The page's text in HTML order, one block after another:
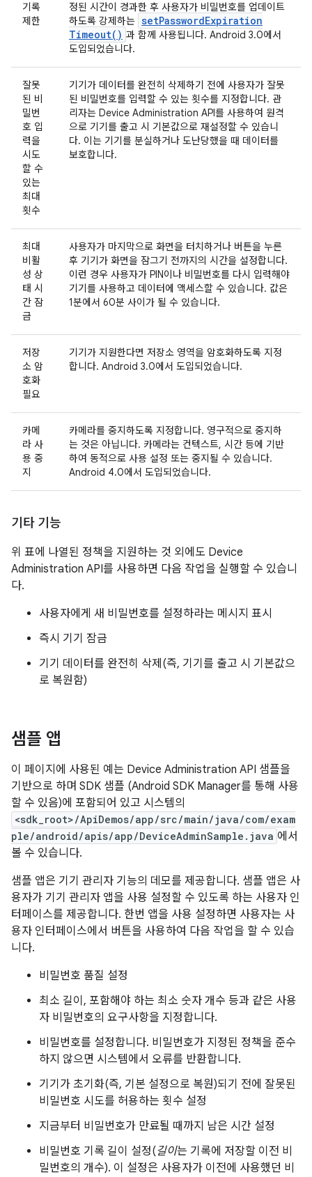
기록
제한
정된 시간이 경과한 후 사용자가 비밀번호를 업데이트
하도록 강제하는 setPasswordExpiration
Timeout( ) 과 함께 사용됩니다. Android 3.0에서
도입되었습니다.
잘못
된 비
밀번
호 입
력을
시도
할 수
있는
최대
횟수
기기가 데이터를 완전히 삭제하기 전에 사용자가 잘못
된 비밀번호를 입력할 수 있는 횟수를 지정합니다. 관
리자는 Device Administration API를 사용하여 원격
으로 기기를 출고 시 기본값으로 재설정할 수 있습니
다. 이는 기기를 분실하거나 도난당했을 때 데이터를
보호합니다.
최대
비활
성 상
태 시
간 잠
금
사용자가 마지막으로 화면을 터치하거나 버튼을 누른
후 기기가 화면을 잠그기 전까지의 시간을 설정합니다.
이런 경우 사용자가 PIN이나 비밀번호를 다시 입력해야
기기를 사용하고 데이터에 액세스할 수 있습니다. 값은
1분에서 60분 사이가 될 수 있습니다.
저장
소 암
호화
필요
기기가 지원한다면 저장소 영역을 암호화하도록 지정
합니다. Android 3.0에서 도입되었습니다.
카메
라 사
용 중
지
카메라를 중지하도록 지정합니다. 영구적으로 중지하
는 것은 아닙니다. 카메라는 컨텍스트, 시간 등에 기반
하여 동적으로 사용 설정 또는 중지될 수 있습니다.
Android 4.0에서 도입되었습니다.
기타 기능
위 표에 나열된 정책을 지원하는 것 외에도 Device
Administration API를 사용하면 다음 작업을 실행할 수 있습니
다.
사용자에게 새 비밀번호를 설정하라는 메시지 표시
즉시 기기 잠금
기기 데이터를 완전히 삭제(즉, 기기를 출고 시 기본값으
로 복원함)
샘플 앱
이 페이지에 사용된 예는 Device Administration API 샘플을
기반으로 하며 SDK 샘플 (Android SDK Manager를 통해 사용
할 수 있음)에 포함되어 있고 시스템의
<sdk_root>/ApiDemos/app/src/main/java/com/exam
ple/android/apis/app/DeviceAdminSample.java 에서
볼 수 있습니다.
샘플 앱은 기기 관리자 기능의 데모를 제공합니다. 샘플 앱은 사
용자가 기기 관리자 앱을 사용 설정할 수 있도록 하는 사용자 인
터페이스를 제공합니다. 한번 앱을 사용 설정하면 사용자는 사
용자 인터페이스에서 버튼을 사용하여 다음 작업을 할 수 있습
니다.
비밀번호 품질 설정
최소 길이, 포함해야 하는 최소 숫자 개수 등과 같은 사용
자 비밀번호의 요구사항을 지정합니다.
비밀번호를 설정합니다. 비밀번호가 지정된 정책을 준수
하지 않으면 시스템에서 오류를 반환합니다.
기기가 초기화(즉, 기본 설정으로 복원)되기 전에 잘못된
비밀번호 시도를 허용하는 횟수 설정
지금부터 비밀번호가 만료될 때까지 남은 시간 설정
비밀번호 기록 길이 설정(길이는 기록에 저장할 이전 비
밀번호의 개수). 이 설정은 사용자가 이전에 사용했던 비